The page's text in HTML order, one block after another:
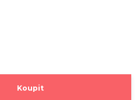
Koupit